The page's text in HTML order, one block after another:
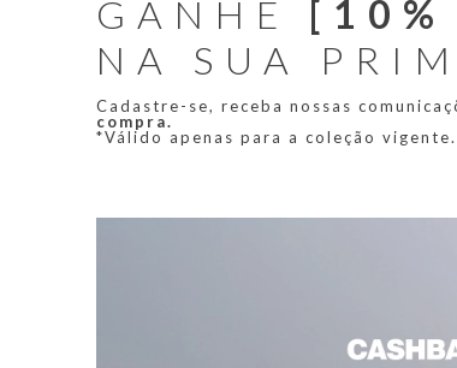
GANHE [10%
NA SUA
Cadastre-se, receba nossas
compra.
*Válido apenas para a coleção